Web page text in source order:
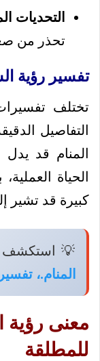
التحديات
تحذر من
تفسير رؤية
تختلف
التفاصيل
المنام قد
الحياة
كبيرة قد تشير
💡 استكشف
المنام.،
معنى رؤية
للمطلقة